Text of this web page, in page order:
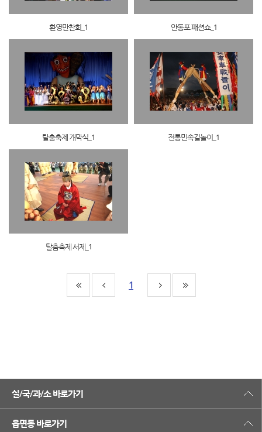
환영만찬회_1 안동포 패션쇼_1
탈춤축제 개막식_1 전통민속길놀이_1
탈춤축제 서제_1
1
실/국/과/소 바로가기
읍면동 바로가기